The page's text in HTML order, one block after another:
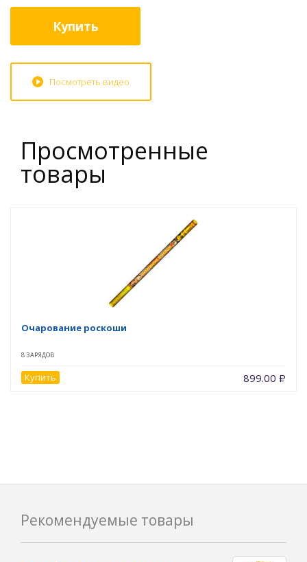
Купить
Посмотреть видео
Просмотренные
товары
Очарование роскоши
8 ЗАРЯДОВ
Купить 899.00 Р
Рекомендуемые товары